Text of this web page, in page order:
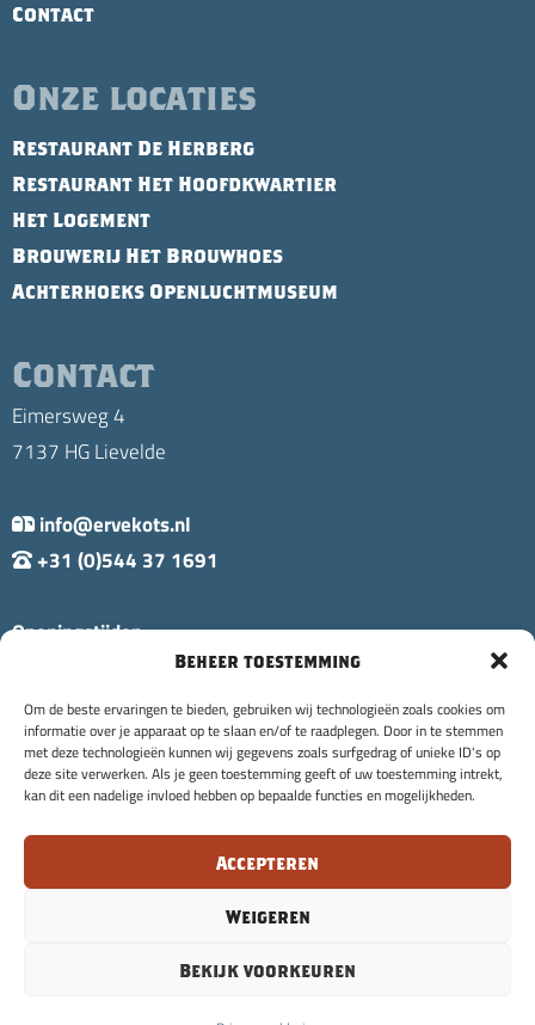
Beheer toestemming
Om de beste ervaringen te bieden, gebruiken wij technologieën zoals cookies om
informatie over je apparaat op te slaan en/of te raadplegen. Door in te stemmen
met deze technologieën kunnen wij gegevens zoals surfgedrag of unieke ID's op
deze site verwerken. Als je geen toestemming geeft of uw toestemming intrekt,
kan dit een nadelige invloed hebben op bepaalde functies en mogelijkheden.
Accepteren
Weigeren
Bekijk voorkeuren
Contact
Onze locaties
Restaurant De Herberg
Restaurant Het Hoofdkwartier
Het Logement
Brouwerij Het Brouwhoes
Achterhoeks Openluchtmuseum
Contact
Eimersweg 4
7137 HG Lievelde
info@ervekots.nl
+31 (0)544 37 1691
Openingstijden:
Di t/m Zo: 10:00 - 20:00 uur
Ma: Gesloten
© Copyright 2026 Erve Kots |Annuleringsvoorwaarden
| Design & Development: